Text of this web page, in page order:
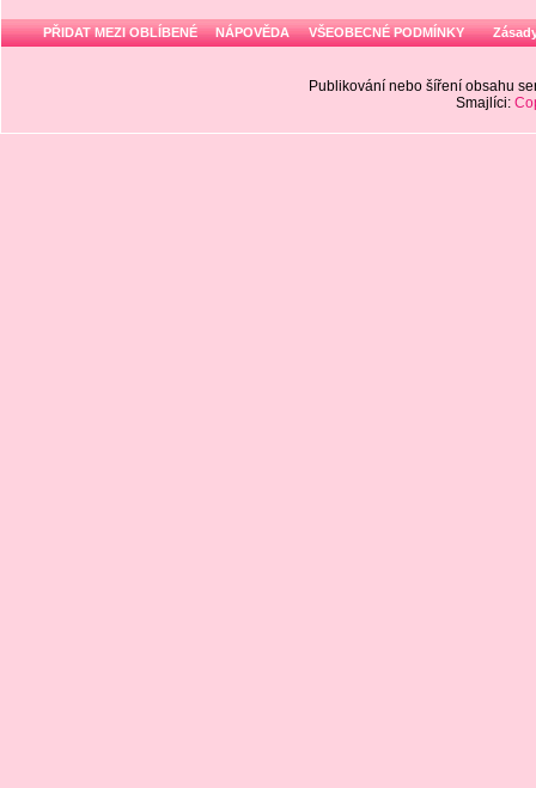
PŘIDAT MEZI OBLÍBENÉ NÁPOVĚDA VŠEOBECNÉ PODMÍNKY
Publikování nebo šíření obsahu
Smajlíci: